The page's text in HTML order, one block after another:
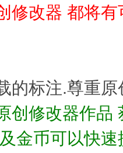
修改器 都将
的标注.尊重原
创修改器作品
金币可以快